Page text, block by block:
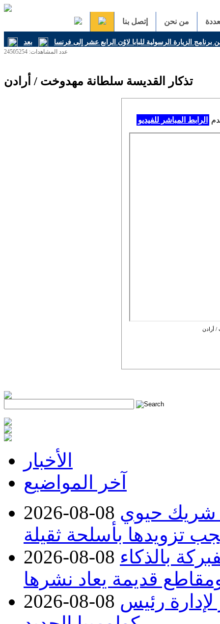
من نحن إتصل بنا
برنامج الزيارة الرسولية للبابا لاوُن الرابع عشر إلى فرنسا
عدد المشاهدات: 24505254
تذكار القديسة سلطانة مهدوخت / أرادن
الرابط المباشر للفيديو
/ أرادن
h
الأخبار
آخر المواضيع
2026-08-08 شريك حيوي
تزويدها بأسلحة ثقيلة
2026-08-08 بالذكاء
قديمة يعاد نشرها
2026-08-08 رئيس